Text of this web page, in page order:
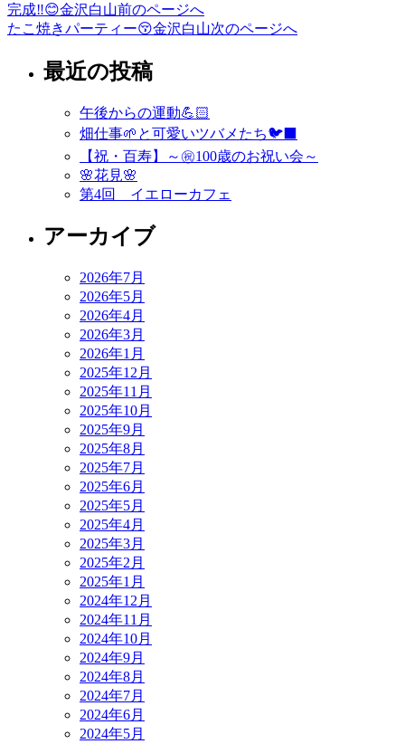
投
稿
完成‼️😊金沢白山前のページへ
たこ焼きパーティー😚金沢白山次のページへ
最近の投稿
午後からの運動💪🏻
畑仕事🌱と可愛いツバメたち🐦‍⬛
【祝・百寿】～㊗️100歳のお祝い会～
🌸花見🌸
第4回 イエローカフェ
アーカイブ
2026年7月
2026年5月
2026年4月
2026年3月
2026年1月
2025年12月
2025年11月
2025年10月
2025年9月
2025年8月
2025年7月
2025年6月
2025年5月
2025年4月
2025年3月
2025年2月
2025年1月
2024年12月
2024年11月
2024年10月
2024年9月
2024年8月
2024年7月
2024年6月
2024年5月